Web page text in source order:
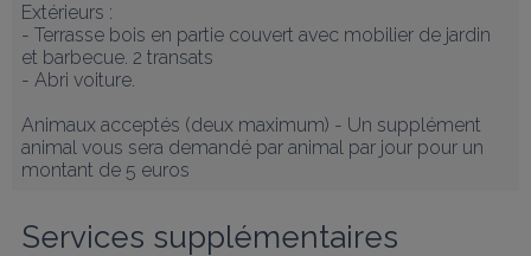
Extérieurs :
- Terrasse bois en partie couvert avec mobilier de jardin
et barbecue. 2 transats
- Abri voiture.
Animaux acceptés (deux maximum) - Un supplément
animal vous sera demandé par animal par jour pour un
montant de 5 euros
Services supplémentaires